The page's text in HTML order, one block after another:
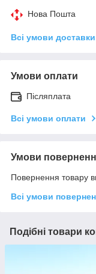
Нова Пошта
Всі умови доставки
Умови оплати
Післяплата
Всі умови оплати
Умови
Повернення товару
Всі умови
Подібні товари